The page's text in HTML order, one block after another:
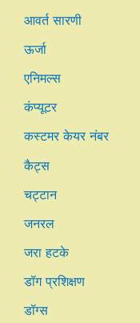
आवर्त सारणी
ऊर्जा
एनिमल्स
कंप्यूटर
कस्टमर केयर नंबर
कैट्स
चट्टान
जनरल
जरा हटके
डॉग प्रशिक्षण
डॉग्स